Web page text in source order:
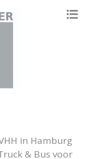
in Hamburg
& Bus voor